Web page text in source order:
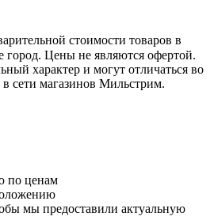
стоимости товаров в
город. Цены не являются офертой.
характер и могут отличаться во
сети магазинов Мильстрим.
по ценам
мы предоставили актуальную